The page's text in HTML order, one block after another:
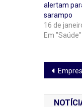
alertam
sarampo
16 de
Em "Saúde"
de
Empresas